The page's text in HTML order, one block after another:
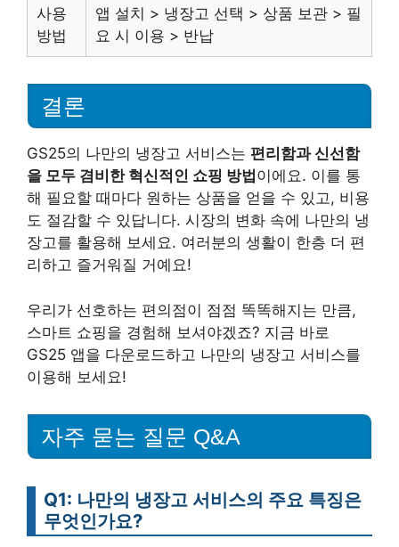
사용
방법
앱 설치 > 냉장고 선택 > 상품 보관 > 필
요 시 이용 > 반납
결론
GS25의 나만의 냉장고 서비스는 편리함과 신선함
을 모두 겸비한 혁신적인 쇼핑 방법 이에요. 이를 통
해 필요할 때마다 원하는 상품을 얻을 수 있고, 비용
도 절감할 수 있답니다. 시장의 변화 속에 나만의 냉
장고를 활용해 보세요. 여러분의 생활이 한층 더 편
리하고 즐거워질 거예요!
우리가 선호하는 편의점이 점점 똑똑해지는 만큼,
스마트 쇼핑을 경험해 보셔야겠죠? 지금 바로
GS25 앱을 다운로드하고 나만의 냉장고 서비스를
이용해 보세요!
자주 묻는 질문 Q&A
Q1: 나만의 냉장고 서비스의 주요 특징은
무엇인가요?